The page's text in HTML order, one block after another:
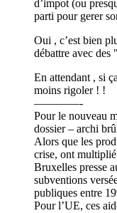
d’impot (ou
parti pour gerer
Oui , c’est bien
débattre avec des
En attendant , si
moins rigoler ! !
————-
Pour le nouveau
dossier – archi
Alors que les
crise, ont
Bruxelles presse
subventions
publiques entre
Pour l’UE, ces